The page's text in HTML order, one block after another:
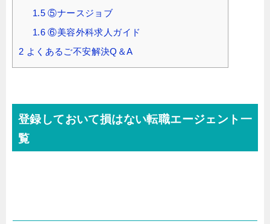
1.5 ⑤ナースジョブ
1.6 ⑥美容外科求人ガイド
2 よくあるご不安解決Q＆A
登録しておいて損はない転職エージェント一
覧